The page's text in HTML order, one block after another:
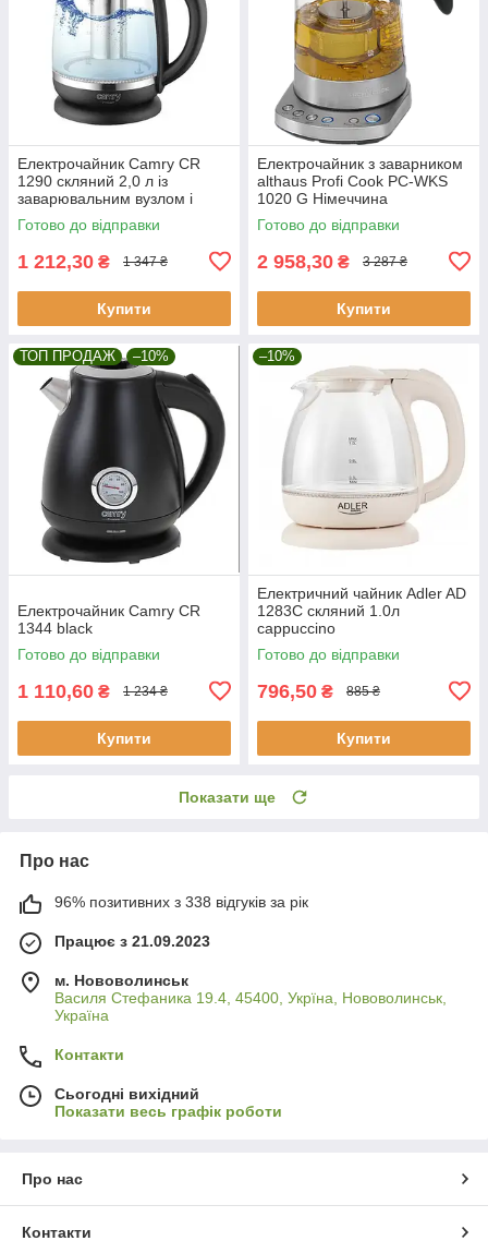
Електрочайник Camry CR
1290 скляний 2,0 л із
заварювальним вузлом і
контролем температури.
Готово до відправки
1 212,30 ₴ 1 347 ₴
Купити
Електрочайник з заварником
althaus Profi Cook PC-WKS
1020 G Німеччина
Готово до відправки
2 958,30 ₴ 3 287 ₴
Купити
ТОП ПРОДАЖ –10%
Електрочайник Camry CR
1344 black
Готово до відправки
1 110,60 ₴ 1 234 ₴
Купити
–10%
Електричний чайник Adler AD
1283C скляний 1.0л
cappuccino
Готово до відправки
796,50 ₴ 885 ₴
Купити
Показати ще
Про нас
96% позитивних з 338 відгуків за рік
Працює з 21.09.2023
м. Нововолинськ
Василя Стефаника 19.4, 45400, Укрїна, Нововолинськ,
Україна
Контакти
Сьогодні вихідний
Показати весь графік роботи
Про нас
Контакти